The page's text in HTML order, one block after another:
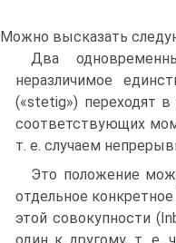
Можно высказать
Два
неразличимое
(«stetig») переходят
соответствующих
т. е. случаем
Это положение
отдельное
этой совокупности